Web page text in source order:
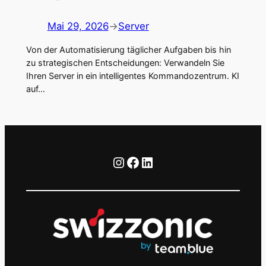
Mai 29, 2026→Server
Von der Automatisierung täglicher Aufgaben bis hin
zu strategischen Entscheidungen: Verwandeln Sie
Ihren Server in ein intelligentes Kommandozentrum. KI
auf…
Instagram Facebook LinkedIn